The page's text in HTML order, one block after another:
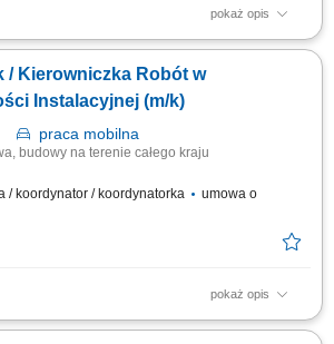
pokaż opis
Kraków lub Myślenice oraz budowy na terenie
związanych z budową linii kablowych wysokiego
energii; koordynowanie prac budowlanych
/ Kierowniczka Robót w
Instalacyjnej (m/k)
praca mobilna
budowy na terenie całego kraju
/ koordynator / koordynatorka
umowa o
pokaż opis
i koordynacja zadań wykonawczych na